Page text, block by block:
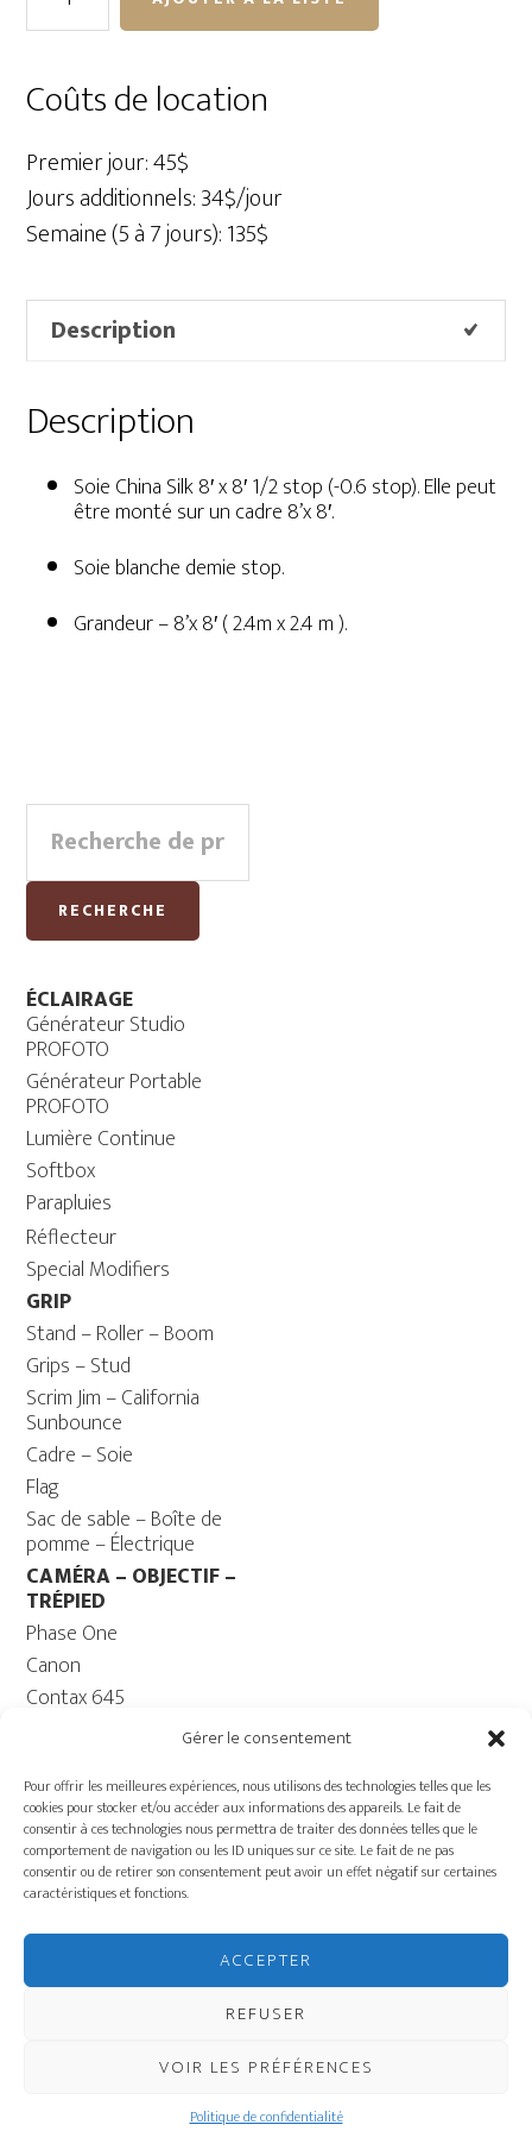
Gérer le consentement
Pour offrir les meilleures expériences, nous utilisons des technologies telles que les
cookies pour stocker et/ou accéder aux informations des appareils. Le fait de
consentir à ces technologies nous permettra de traiter des données telles que le
comportement de navigation ou les ID uniques sur ce site. Le fait de ne pas
consentir ou de retirer son consentement peut avoir un effet négatif sur certaines
caractéristiques et fonctions.
ACCEPTER
REFUSER
VOIR LES PRÉFÉRENCES
Politique de confidentialité
China
Silk
8'
x
8'
stop
Coûts de location
Premier jour: 45$
Jours additionnels: 34$/jour
Semaine (5 à 7 jours): 135$
Description
Description
Soie China Silk 8′ x 8′ 1/2 stop (-0.6 stop). Elle peut
être monté sur un cadre 8’x 8′.
Soie blanche demie stop.
Grandeur – 8’x 8′ ( 2.4m x 2.4 m ).
Primary
Sidebar
Recherche
pour :
RECHERCHE
ÉCLAIRAGE
Générateur Studio
PROFOTO
Générateur Portable
PROFOTO
Lumière Continue
Softbox
Parapluies
Réflecteur
Special Modifiers
GRIP
Stand – Roller – Boom
Grips – Stud
Scrim Jim – California
Sunbounce
Cadre – Soie
Flag
Sac de sable – Boîte de
pomme – Électrique
CAMÉRA – OBJECTIF –
TRÉPIED
Phase One
Canon
Contax 645
ORDINATEUR
Ordinateur – Moniteur
Câble
Batterie ECOFLOW –
Charriot
ÉQUIPEMENT DE
COPYRIGHT © 2026 · STUDIO GRIFFINTOWN